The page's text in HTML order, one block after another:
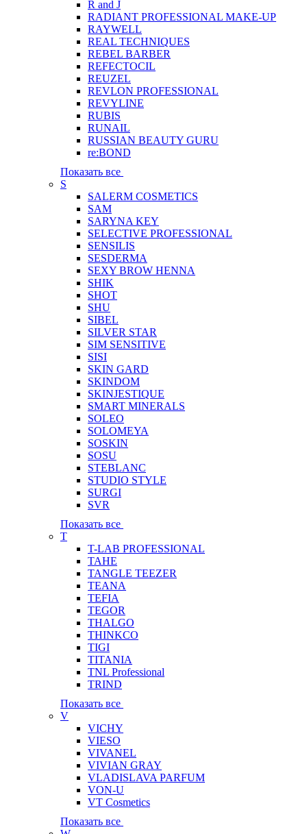
R and J
RADIANT PROFESSIONAL MAKE-UP
RAYWELL
REAL TECHNIQUES
REBEL BARBER
REFECTOCIL
REUZEL
REVLON PROFESSIONAL
REVYLINE
RUBIS
RUNAIL
RUSSIAN BEAUTY GURU
re:BOND
Показать все
S
SALERM COSMETICS
SAM
SARYNA KEY
SELECTIVE PROFESSIONAL
SENSILIS
SESDERMA
SEXY BROW HENNA
SHIK
SHOT
SHU
SIBEL
SILVER STAR
SIM SENSITIVE
SISI
SKIN GARD
SKINDOM
SKINJESTIQUE
SMART MINERALS
SOLEO
SOLOMEYA
SOSKIN
SOSU
STEBLANC
STUDIO STYLE
SURGI
SVR
Показать все
T
T-LAB PROFESSIONAL
TAHE
TANGLE TEEZER
TEANA
TEFIA
TEGOR
THALGO
THINKCO
TIGI
TITANIA
TNL Professional
TRIND
Показать все
V
VICHY
VIESO
VIVANEL
VIVIAN GRAY
VLADISLAVA PARFUM
VON-U
VT Cosmetics
Показать все